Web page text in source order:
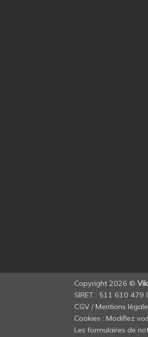
Copyright 2026 ©
SIRET : 511 610
CGV / Mentions
Cookies : Modifiez
Les formulaires de